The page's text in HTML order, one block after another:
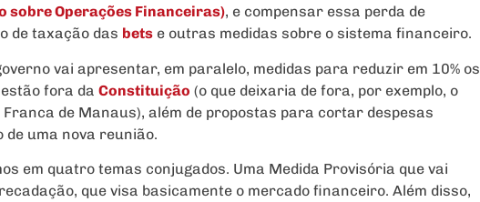
sobre Operações Financeiras), e compensar essa perda de
de taxação das bets e outras medidas sobre o sistema financeiro.
vai apresentar, em paralelo, medidas para reduzir em 10% os
fora da Constituição (o que deixaria de fora, por exemplo, o
Franca de Manaus), além de propostas para cortar despesas
uma nova reunião.
em quatro temas conjugados. Uma Medida Provisória que vai
que visa basicamente o mercado financeiro. Além disso,